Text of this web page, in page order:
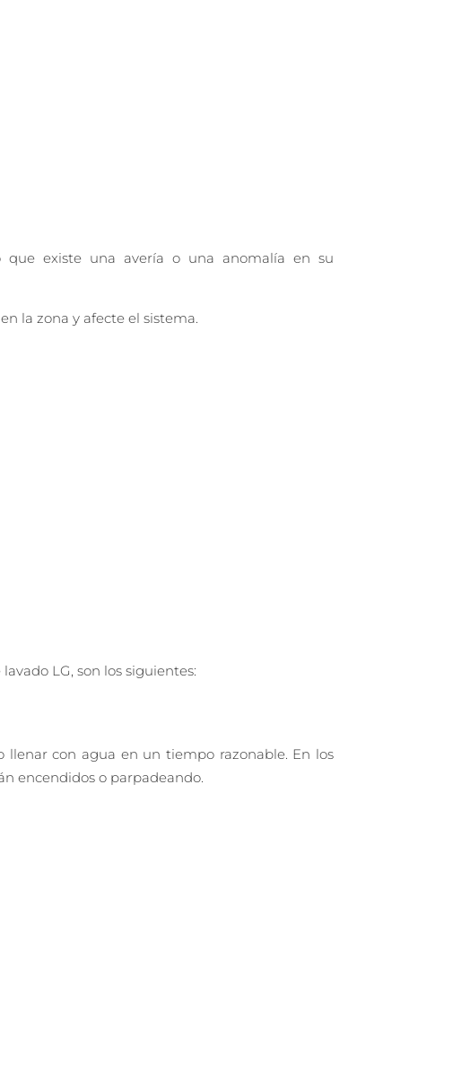
existe una avería o una anomalía en su
la zona y afecte el sistema.
LG, son los siguientes:
con agua en un tiempo razonable. En los
encendidos o parpadeando.